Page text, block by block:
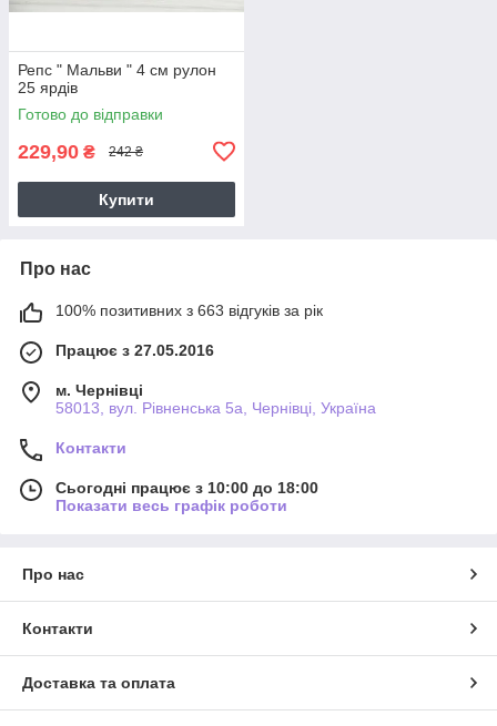
Репс " Мальви " 4 см рулон
25 ярдів
Готово до відправки
229,90 ₴ 242 ₴
Купити
Про нас
100% позитивних з 663 відгуків за рік
Працює з 27.05.2016
м. Чернівці
58013, вул. Рівненська 5а, Чернівці, Україна
Контакти
Сьогодні працює з 10:00 до 18:00
Показати весь графік роботи
Про нас
Контакти
Доставка та оплата